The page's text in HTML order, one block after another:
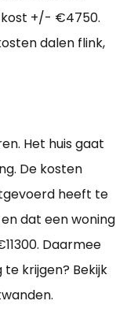
kost +/- €4750.
dalen flink,
Het huis gaat
De kosten
heeft te
dat een woning
Daarmee
krijgen? Bekijk